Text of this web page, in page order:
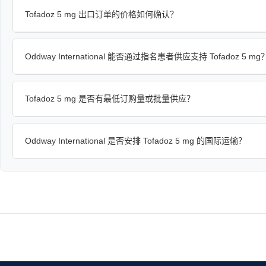
Tofadoz 5 mg 出口订单的价格如何确认？
Oddway International 能否通过指名患者供应支持 Tofadoz 5 mg
Tofadoz 5 mg 是否有最低订购量或批量供应？
Oddway International 是否安排 Tofadoz 5 mg 的国际运输？